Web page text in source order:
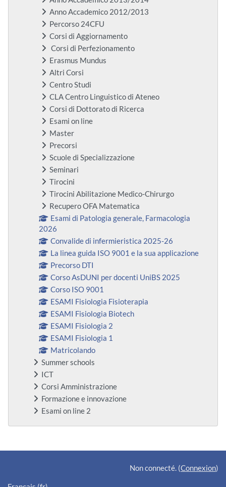
Anno Accademico 2012/2013
Percorso 24CFU
Corsi di Aggiornamento
Corsi di Perfezionamento
Erasmus Mundus
Altri Corsi
Centro Studi
CLA Centro Linguistico di Ateneo
Corsi di Dottorato di Ricerca
Esami on line
Master
Precorsi
Scuole di Specializzazione
Seminari
Tirocini
Tirocini Abilitazione Medico-Chirurgo
Recupero OFA Matematica
Esami di Patologia generale, Farmacologia
2026
Convalide di infermieristica 2025-26
La linea guida ISO 9001 e la sua applicazione
Precorso DTI
Corso AsDUNI per docenti UniBS 2025
Corso ISO 9001
ESAMI Fisiologia Fisioterapia
ESAMI Fisiologia Biotech
ESAMI Fisiologia 2
ESAMI Fisiologia 1
Matricolando
Summer schools
ICT
Corsi Amministrazione
Formazione e innovazione
Esami on line 2
Blocs supplémentaires
Non connecté. (Connexion)